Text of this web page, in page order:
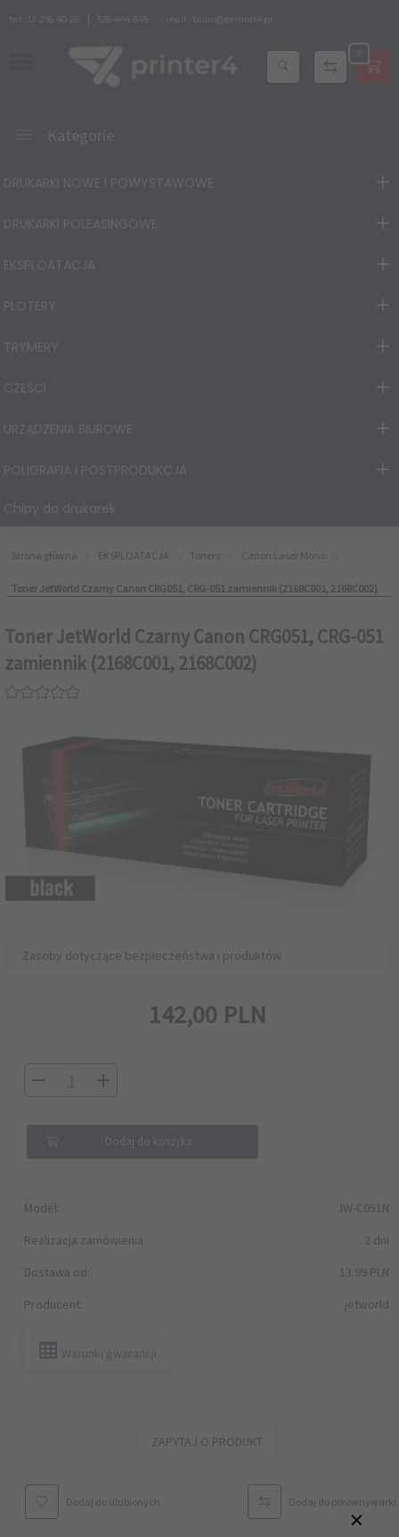
tel. 12 296 40 25 535 444 845 mail: biuro@printer4.pl
Kategorie
DRUKARKI NOWE I POWYSTAWOWE
DRUKARKI POLEASINGOWE
EKSPLOATACJA
PLOTERY
TRYMERY
CZĘŚCI
URZĄDZENIA BIUROWE
POLIGRAFIA I POSTPRODUKCJA
Chipy do drukarek
Strona główna EKSPLOATACJA Tonery Canon Laser Mono
Toner JetWorld Czarny Canon CRG051, CRG-051 zamiennik (2168C001, 2168C002)
Toner JetWorld Czarny Canon CRG051, CRG-051
zamiennik (2168C001, 2168C002)
Zasoby dotyczące bezpieczeństwa i produktów
Model:
JW-C051N
Realizacja zamówienia:
2 dni
Dostawa od:
13.99 PLN
Producent:
jetworld
Warunki gwarancji
142,00 PLN
ZAPYTAJ O PRODUKT
Dodaj do koszyka
Dodaj do ulubionych Dodaj do porównywarki
×